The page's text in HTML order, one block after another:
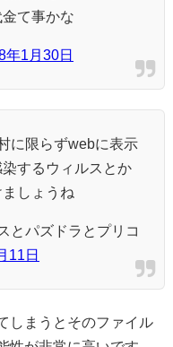
て事かな
年1月30日
に限らずwebに表示
するウィルスとか
しょうね
とパズドラとプリコ
11日
しまうとそのファイル